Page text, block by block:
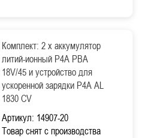
Комплект: 2 x аккумулятор
литий-ионный P4A PBA
18V/45 и устройство для
ускоренной зарядки P4A AL
1830 CV
Артикул: 14907-20
Товар снят с производства